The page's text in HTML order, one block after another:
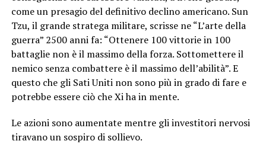
come un presagio del definitivo declino americano. Sun
Tzu, il grande stratega militare, scrisse ne “L’arte della
guerra” 2500 anni fa: “Ottenere 100 vittorie in 100
battaglie non è il massimo della forza. Sottomettere il
nemico senza combattere è il massimo dell’abilità”. E
questo che gli Sati Uniti non sono più in grado di fare e
potrebbe essere ciò che Xi ha in mente.
Le azioni sono aumentate mentre gli investitori nervosi
tiravano un sospiro di sollievo.